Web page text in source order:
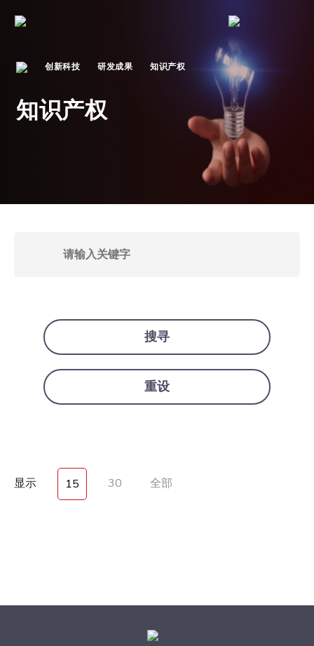
创新科技 研发成果 知识产权
知识产权
搜寻
重设
显示 15 30 全部